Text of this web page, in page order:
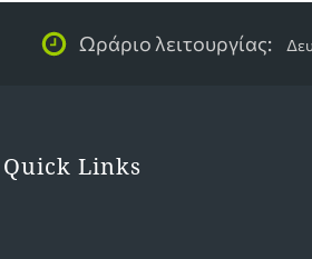
Ωράριο λειτουργίας:
Quick Links